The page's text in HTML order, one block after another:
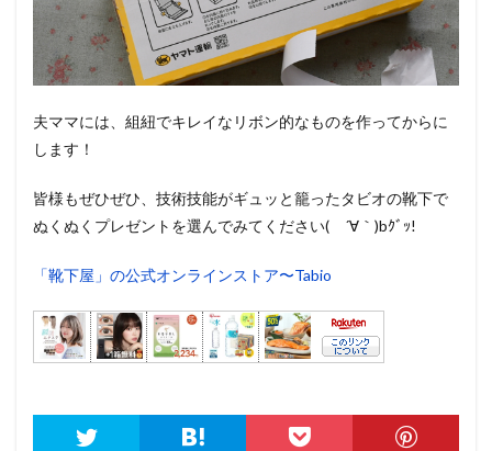
夫ママには、組紐でキレイなリボン的なものを作ってからに
します！
皆様もぜひぜひ、技術技能がギュッと籠ったタビオの靴下で
ぬくぬくプレゼントを選んでみてください( ´∀｀)bｸﾞｯ!
「靴下屋」の公式オンラインストア〜Tabio